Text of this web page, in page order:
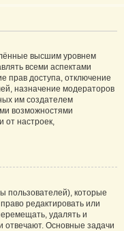
высшим уровнем
всеми аспектами
прав доступа, отключение
назначение модераторов
им создателем
возможностями
от настроек,
пользователей), которые
редактировать или
удалять и
Основные задачи